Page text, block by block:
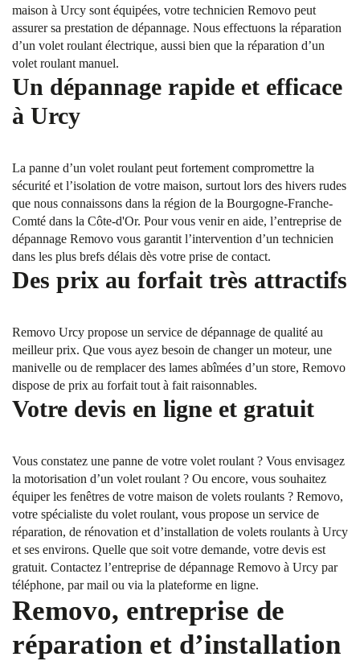
maison à Urcy sont équipées, votre technicien Removo peut
assurer sa prestation de dépannage. Nous effectuons la réparation
d’un volet roulant électrique, aussi bien que la réparation d’un
volet roulant manuel.
Un dépannage rapide et efficace
à Urcy
La panne d’un volet roulant peut fortement compromettre la
sécurité et l’isolation de votre maison, surtout lors des hivers rudes
que nous connaissons dans la région de la Bourgogne-Franche-
Comté dans la Côte-d'Or. Pour vous venir en aide, l’entreprise de
dépannage Removo vous garantit l’intervention d’un technicien
dans les plus brefs délais dès votre prise de contact.
Des prix au forfait très attractifs
Removo Urcy propose un service de dépannage de qualité au
meilleur prix. Que vous ayez besoin de changer un moteur, une
manivelle ou de remplacer des lames abîmées d’un store, Removo
dispose de prix au forfait tout à fait raisonnables.
Votre devis en ligne et gratuit
Vous constatez une panne de votre volet roulant ? Vous envisagez
la motorisation d’un volet roulant ? Ou encore, vous souhaitez
équiper les fenêtres de votre maison de volets roulants ? Removo,
votre spécialiste du volet roulant, vous propose un service de
réparation, de rénovation et d’installation de volets roulants à Urcy
et ses environs. Quelle que soit votre demande, votre devis est
gratuit. Contactez l’entreprise de dépannage Removo à Urcy par
téléphone, par mail ou via la plateforme en ligne.
Removo, entreprise de
réparation et d’installation